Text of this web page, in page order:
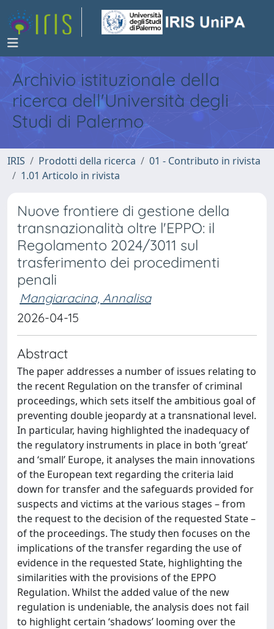
Archivio istituzionale della
ricerca dell'Università degli
Studi di Palermo
IRIS Prodotti della ricerca
01 - Contributo in rivista
1.01 Articolo in rivista
Nuove frontiere di gestione della
transnazionalità oltre l'EPPO: il
Regolamento 2024/3011 sul
trasferimento dei procedimenti
penali
Mangiaracina, Annalisa
2026-04-15
Abstract
The paper addresses a number of issues relating to
the recent Regulation on the transfer of criminal
proceedings, which sets itself the ambitious goal of
preventing double jeopardy at a transnational level.
In particular, having highlighted the inadequacy of
the regulatory instruments in place in both ‘great’
and ‘small’ Europe, it analyses the main innovations
of the European text regarding the criteria laid
down for transfer and the safeguards provided for
suspects and victims at the various stages – from
the request to the decision of the requested State –
of the proceedings. The study then focuses on the
implications of the transfer regarding the use of
evidence in the requested State, highlighting the
similarities with the provisions of the EPPO
Regulation. Whilst the added value of the new
regulation is undeniable, the analysis does not fail
to highlight certain ‘shadows’ looming over the